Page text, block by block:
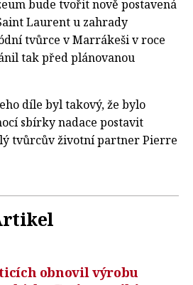
bude tvořit nově postavená
Laurent u zahrady
tvůrce v Marrákeši v roce
tak před plánovanou
díle byl takový, že bylo
sbírky nadace postavit
tvůrcův životní partner Pierre
obnovil výrobu